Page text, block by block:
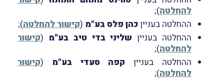
להחלטה);
ההחלטה בענייןכהן פלס בע"מ (קישור להחלטה);
ההחלטה בעניין שליני בדי טיב בע"מ (קישור
להחלטה);
ההחלטה בעניין קפה סעדי בע"מ (קישור
להחלטה);